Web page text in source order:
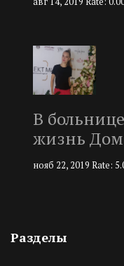
В
жизнь
нояб 22, 2019 Rate:
Разделы